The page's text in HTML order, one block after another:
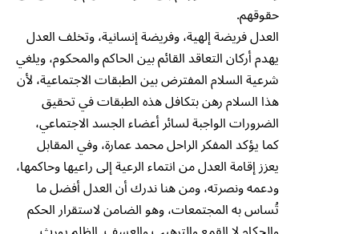
حقوقهم.
العدل فريضة إلهية، وفريضة إنسانية، وتخلف العدل
يهدم أركان التعاقد القائم بين الحاكم والمحكوم، ويلغي
شرعية السلام المفترض بين الطبقات الاجتماعية، لأن
هذا السلام رهن بتكافل هذه الطبقات في تحقيق
الضرورات الواجبة لسائر أعضاء الجسد الاجتماعي،
كما يؤكد المفكر الراحل محمد عمارة، وفي المقابل
يعزز إقامة العدل من انتماء الرعية إلى راعيها وحاكمها،
ودعمه ونصرته، ومن هنا ندرك أن العدل أفضل ما
تُساس به المجتمعات، وهو الضامن لاستقرار الحكم